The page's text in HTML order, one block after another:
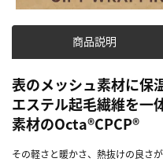
商品説明
表のメッシュ素材に保
エステル起毛繊維を一
素材のOcta®CPCP®
その軽さと暖かさ、熱抜けの良さ